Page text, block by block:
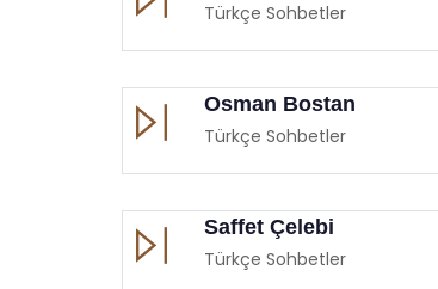
Türkçe Sohbetler
Osman Bostan
Türkçe Sohbetler
Saffet Çelebi
Türkçe Sohbetler